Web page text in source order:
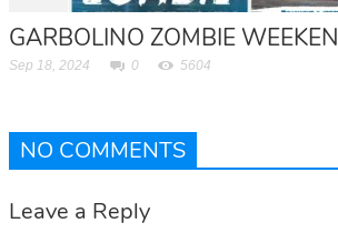
GARBOLINO ZOMBIE
Sep 18, 2024 0 5604
NO COMMENTS
Leave a Reply